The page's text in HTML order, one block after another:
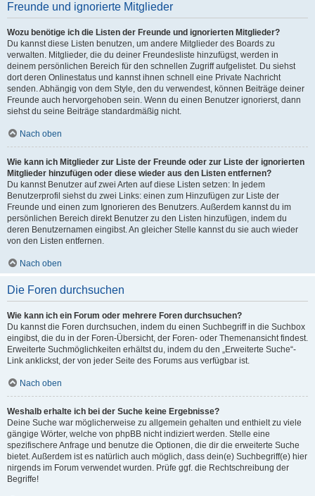
Freunde und ignorierte Mitglieder
Wozu benötige ich die Listen der Freunde und ignorierten Mitglieder?
Du kannst diese Listen benutzen, um andere Mitglieder des Boards zu
verwalten. Mitglieder, die du deiner Freundesliste hinzufügst, werden in
deinem persönlichen Bereich für den schnellen Zugriff aufgelistet. Du siehst
dort deren Onlinestatus und kannst ihnen schnell eine Private Nachricht
senden. Abhängig von dem Style, den du verwendest, können Beiträge deiner
Freunde auch hervorgehoben sein. Wenn du einen Benutzer ignorierst, dann
siehst du seine Beiträge standardmäßig nicht.
Nach oben
Wie kann ich Mitglieder zur Liste der Freunde oder zur Liste der ignorierten
Mitglieder hinzufügen oder diese wieder aus den Listen entfernen?
Du kannst Benutzer auf zwei Arten auf diese Listen setzen: In jedem
Benutzerprofil siehst du zwei Links: einen zum Hinzufügen zur Liste der
Freunde und einen zum Ignorieren des Benutzers. Außerdem kannst du im
persönlichen Bereich direkt Benutzer zu den Listen hinzufügen, indem du
deren Benutzernamen eingibst. An gleicher Stelle kannst du sie auch wieder
von den Listen entfernen.
Nach oben
Die Foren durchsuchen
Wie kann ich ein Forum oder mehrere Foren durchsuchen?
Du kannst die Foren durchsuchen, indem du einen Suchbegriff in die Suchbox
eingibst, die du in der Foren-Übersicht, der Foren- oder Themenansicht findest.
Erweiterte Suchmöglichkeiten erhältst du, indem du den „Erweiterte Suche“-
Link anklickst, der von jeder Seite des Forums aus verfügbar ist.
Nach oben
Weshalb erhalte ich bei der Suche keine Ergebnisse?
Deine Suche war möglicherweise zu allgemein gehalten und enthielt zu viele
gängige Wörter, welche von phpBB nicht indiziert werden. Stelle eine
spezifischere Anfrage und benutze die Optionen, die dir die erweiterte Suche
bietet. Außerdem ist es natürlich auch möglich, dass dein(e) Suchbegriff(e) hier
nirgends im Forum verwendet wurden. Prüfe ggf. die Rechtschreibung der
Begriffe!